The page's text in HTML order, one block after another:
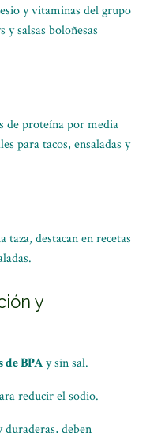
y vitaminas del grupo
y salsas boloñesas
de proteína por media
para tacos, ensaladas y
destacan en recetas
y
de BPAy sin sal.
reducir el sodio.
duraderas, deben